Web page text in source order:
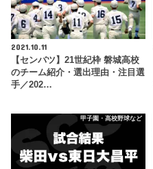
2021.10.11
【センバツ】21世紀枠 磐城高校
のチーム紹介・選出理由・注目選
手／202…
甲子園・高校野球など